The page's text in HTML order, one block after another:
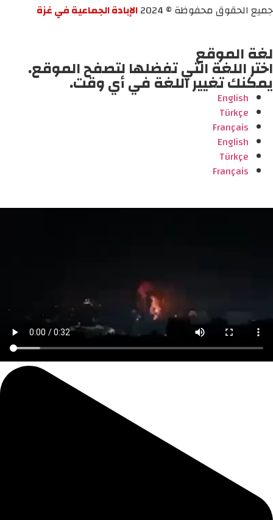
جميع الحقوق محفوظة © 2024
الإبادة الجماعية في غزة
لغة الموقع
اختر اللغة التي تفضلها لتصفح الموقع.
يمكنك تغيير اللغة في أي وقت.
English
Türkçe
Français
English
Türkçe
Français